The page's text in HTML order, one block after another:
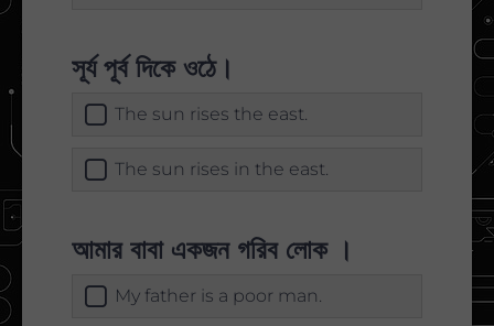
সূর্য পূর্ব দিকে ওঠে।
The sun rises the east.
The sun rises in the east.
আমার বাবা একজন গরিব লোক ।
My father is a poor man.